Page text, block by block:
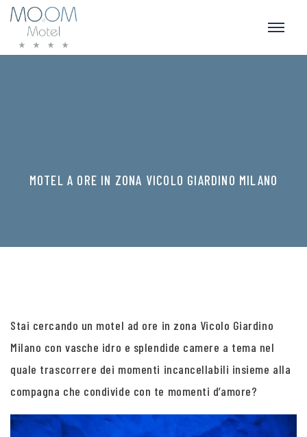
MOTEL A ORE IN ZONA VICOLO GIARDINO MILANO
Stai cercando un motel ad ore in zona Vicolo Giardino
Milano con vasche idro e splendide camere a tema nel
quale trascorrere dei momenti incancellabili insieme alla
compagna che condivide con te momenti d’amore?